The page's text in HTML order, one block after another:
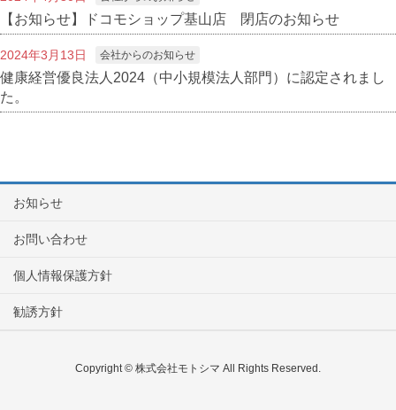
【お知らせ】ドコモショップ基山店 閉店のお知らせ
2024年3月13日 会社からのお知らせ
健康経営優良法人2024（中小規模法人部門）に認定されまし
た。
お知らせ
お問い合わせ
個人情報保護方針
勧誘方針
Copyright © 株式会社モトシマ All Rights Reserved.